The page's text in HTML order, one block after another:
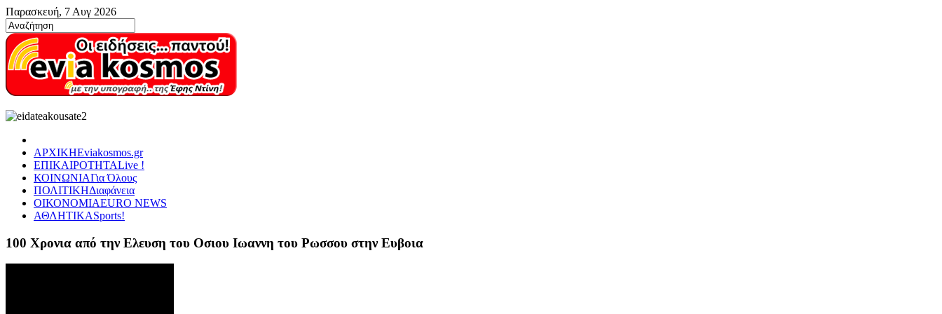
Παρασκευή, 7 Αυγ 2026
ΑΡΧΙΚΗEviakosmos.gr
ΕΠΙΚΑΙΡΟΤΗΤΑLive !
ΚΟΙΝΩΝΙΑΓια Όλους
ΠΟΛΙΤΙΚΗΔιαφάνεια
ΟΙΚΟΝΟΜΙΑEURO NEWS
ΑΘΛΗΤΙΚΑSports!
100 Χρονια από την Ελευση του Οσιου Ιωαννη του Ρωσσου στην Ευβοια